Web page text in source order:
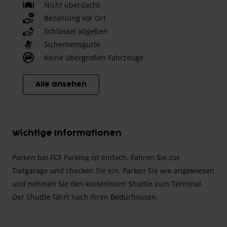
Nicht überdacht
Bezahlung vor Ort
Schlüssel abgeben
Sicherheitsgurte
Keine übergroßen Fahrzeuge
Alle ansehen
Wichtige Informationen
Parken bei FCF Parking ist einfach. Fahren Sie zur
Tiefgarage und checken Sie ein. Parken Sie wie angewiesen
und nehmen Sie den kostenlosen Shuttle zum Terminal.
Der Shuttle fährt nach Ihren Bedürfnissen.